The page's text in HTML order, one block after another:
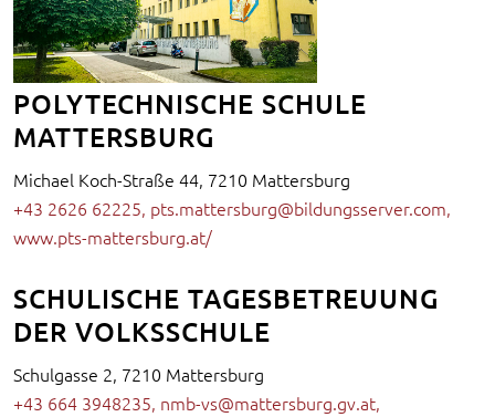
POLYTECHNISCHE SCHULE
MATTERSBURG
Michael Koch-Straße 44, 7210 Mattersburg
+43 2626 62225, pts.mattersburg@bildungsserver.com,
www.pts-mattersburg.at/
SCHULISCHE TAGESBETREUUNG
DER VOLKSSCHULE
Schulgasse 2, 7210 Mattersburg
+43 664 3948235, nmb-vs@mattersburg.gv.at,